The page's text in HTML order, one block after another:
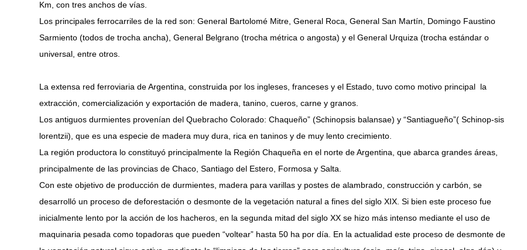
Km, con tres anchos de vías.
Los principales ferrocarriles de la red son: General Bartolomé Mitre, General Roca, General San Martín, Domingo Faustino
Sarmiento (todos de trocha ancha), General Belgrano (trocha métrica o angosta) y el General Urquiza (trocha estándar o
universal, entre otros.
La extensa red ferroviaria de Argentina, construida por los ingleses, franceses y el Estado, tuvo como motivo principal la
extracción, comercialización y exportación de madera, tanino, cueros, carne y granos.
Los antiguos durmientes provenían del Quebracho Colorado: Chaqueño” (Schinopsis balansae) y “Santiagueño”( Schinop-sis
lorentzii), que es una especie de madera muy dura, rica en taninos y de muy lento crecimiento.
La región productora lo constituyó principalmente la Región Chaqueña en el norte de Argentina, que abarca grandes áreas,
principalmente de las provincias de Chaco, Santiago del Estero, Formosa y Salta.
Con este objetivo de producción de durmientes, madera para varillas y postes de alambrado, construcción y carbón, se
desarrolló un proceso de deforestación o desmonte de la vegetación natural a fines del siglo XIX. Si bien este proceso fue
inicialmente lento por la acción de los hacheros, en la segunda mitad del siglo XX se hizo más intenso mediante el uso de
maquinaria pesada como topadoras que pueden “voltear” hasta 50 ha por día. En la actualidad este proceso de desmonte de